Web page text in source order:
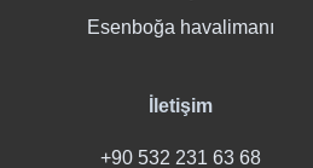
Esenboğa havalimanı
İletişim
+90 532 231 63 68